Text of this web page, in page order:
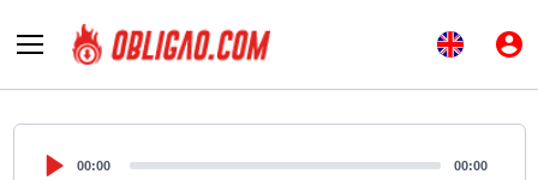
00:00 00:00